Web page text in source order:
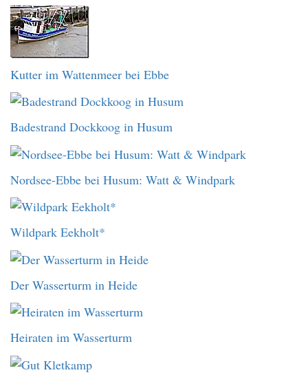
Kutter im Wattenmeer bei Ebbe
Badestrand Dockkoog in Husum
Nordsee-Ebbe bei Husum: Watt & Windpark
Wildpark Eekholt*
Der Wasserturm in Heide
Heiraten im Wasserturm